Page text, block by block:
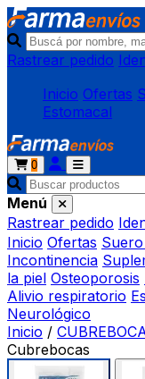
Rastrear pedido
Inicio Ofertas
Estomacal
0
Menú
Rastrear pedido
Inicio Ofertas
Incontinencia
la piel Osteoporosis
Alivio respiratorio
Neurológico
Inicio /
Cubrebocas